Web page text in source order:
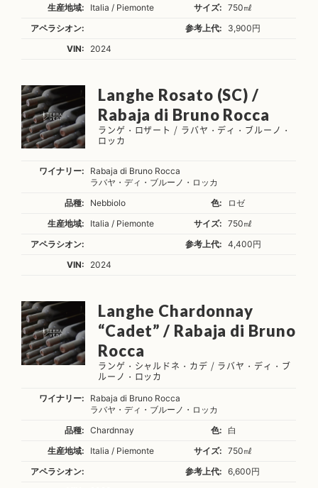
生産地域:
Italia / Piemonte サイズ:
750㎖
アペラシオン:
参考上代:
3,900円
VIN:
2024
Langhe Rosato (SC) /
Rabaja di Bruno Rocca
ランゲ・ロザート / ラバヤ・ディ・ブルーノ・
ロッカ
ワイナリー:
Rabaja di Bruno Rocca
ラバヤ・ディ・ブルーノ・ロッカ
品種:
Nebbiolo 色:
ロゼ
生産地域:
Italia / Piemonte サイズ:
750㎖
アペラシオン:
参考上代:
4,400円
VIN:
2024
Langhe Chardonnay
“Cadet” / Rabaja di Bruno
Rocca
ランゲ・シャルドネ・カデ / ラバヤ・ディ・ブ
ルーノ・ロッカ
ワイナリー:
Rabaja di Bruno Rocca
ラバヤ・ディ・ブルーノ・ロッカ
品種:
Chardnnay 色:
白
生産地域:
Italia / Piemonte サイズ:
750㎖
アペラシオン:
参考上代:
6,600円